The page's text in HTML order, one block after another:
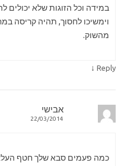
במידה וכל הזוגות שלא יכולים
וימשיכו לחסוך, תהיה קריסה
מהשוק.
Reply
↓
אבישי
22/03/2014
כמה פעמים סבא שלך חטף